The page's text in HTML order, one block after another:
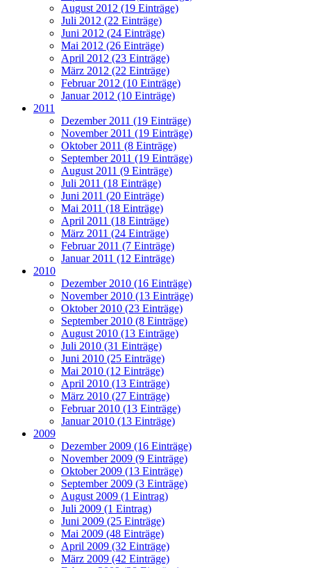
August 2012 (19 Einträge)
Juli 2012 (22 Einträge)
Juni 2012 (24 Einträge)
Mai 2012 (26 Einträge)
April 2012 (23 Einträge)
März 2012 (22 Einträge)
Februar 2012 (10 Einträge)
Januar 2012 (10 Einträge)
2011
Dezember 2011 (19 Einträge)
November 2011 (19 Einträge)
Oktober 2011 (8 Einträge)
September 2011 (19 Einträge)
August 2011 (9 Einträge)
Juli 2011 (18 Einträge)
Juni 2011 (20 Einträge)
Mai 2011 (18 Einträge)
April 2011 (18 Einträge)
März 2011 (24 Einträge)
Februar 2011 (7 Einträge)
Januar 2011 (12 Einträge)
2010
Dezember 2010 (16 Einträge)
November 2010 (13 Einträge)
Oktober 2010 (23 Einträge)
September 2010 (8 Einträge)
August 2010 (13 Einträge)
Juli 2010 (31 Einträge)
Juni 2010 (25 Einträge)
Mai 2010 (12 Einträge)
April 2010 (13 Einträge)
März 2010 (27 Einträge)
Februar 2010 (13 Einträge)
Januar 2010 (13 Einträge)
2009
Dezember 2009 (16 Einträge)
November 2009 (9 Einträge)
Oktober 2009 (13 Einträge)
September 2009 (3 Einträge)
August 2009 (1 Eintrag)
Juli 2009 (1 Eintrag)
Juni 2009 (25 Einträge)
Mai 2009 (48 Einträge)
April 2009 (32 Einträge)
März 2009 (42 Einträge)